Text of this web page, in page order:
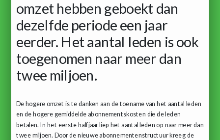
omzet hebben geboekt dan
dezelfde periode een jaar
eerder. Het aantal leden is ook
toegenomen naar meer dan
twee miljoen.
De hogere omzet is te danken aan de toename van het aantal leden
en de hogere gemiddelde abonnementskosten die de leden
betalen. In het eerste halfjaar liep het aantal leden op naar meer dan
twee miljoen. Door de nieuwe abonnementenstructuur kreeg de